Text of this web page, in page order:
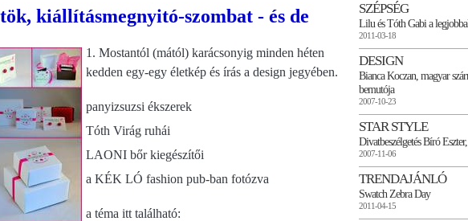
kiállításmegnyitó-szombat - és de
1. Mostantól (mától) karácsonyig minden héten
kedden egy-egy életkép és írás a design jegyében.
panyizsuzsi ékszerek
Tóth Virág ruhái
LAONI bőr kiegészítői
a KÉK LÓ fashion pub-ban fotózva
a téma itt található:
SZÉPSÉG
Lilu és Tóth Gabi a
2011-03-18
DESIGN
Bianca Koczan, magyar
bemutója
2007-10-23
STAR STYLE
Divatbeszélgetés Bíró
2007-11-06
TRENDAJÁNLÓ
Swatch Zebra Day
2011-04-15